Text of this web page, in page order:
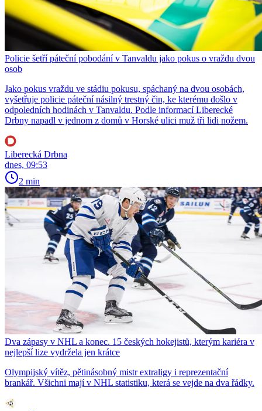
Policie šetří páteční pobodání v Tanvaldu jako pokus o vraždu dvou
osob
Jako pokus vraždu ve stádiu pokusu, spáchaný na dvou osobách,
vyšetřuje policie páteční násilný trestný čin, ke kterému došlo v
odpoledních hodinách v Tanvaldu. Podle informací Liberecké
Drbny napadl v jednom z domů v Horské ulici muž tři lidi nožem.
Liberecká Drbna
dnes, 09:53
2 min
Dva zápasy v NHL a konec. 15 českých hokejistů, kterým kariéra v
nejlepší lize vydržela jen krátce
Olympijský vítěz, pětinásobný mistr extraligy i reprezentační
brankář. Všichni mají v NHL statistiku, která se vejde na dva řádky.